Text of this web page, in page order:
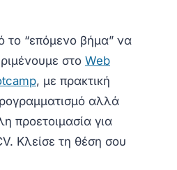
το “επόμενο βήμα” να
στο Web
, με πρακτική
αλλά
προετοιμασία για
Κλείσε τη θέση σου